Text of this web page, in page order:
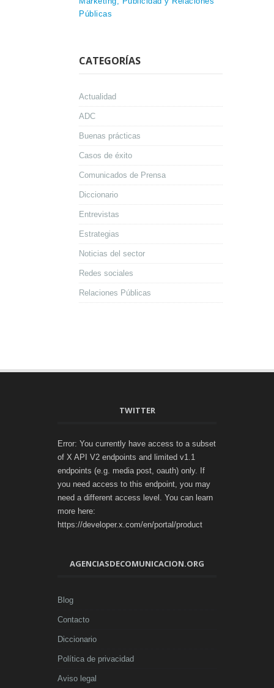
Públicas
CATEGORÍAS
Actualidad
ADC
Buenas prácticas
Casos de éxito
Comunicados de Prensa
Diccionario
Entrevistas
Estrategias
Noticias del sector
Redes sociales
Relaciones Públicas
TWITTER
Error: You currently have access to a subset
of X API V2 endpoints and limited v1.1
endpoints (e.g. media post, oauth) only. If
you need access to this endpoint, you may
need a different access level. You can learn
more here:
https://developer.x.com/en/portal/product
AGENCIASDECOMUNICACION.ORG
Blog
Contacto
Diccionario
Política de privacidad
Aviso legal